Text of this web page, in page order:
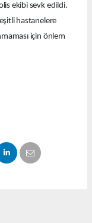
ekibi sevk edildi.
hastanelere
için önlem